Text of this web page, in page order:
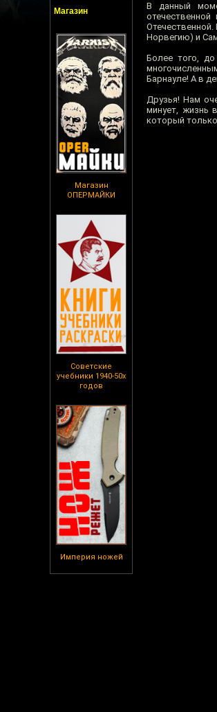
Магазин
Магазин
ОПЕРМАЙКИ
Советские
учебники 1940-50х
годов
Империя ножей
В данный
Норвегию) и
Более того,
Барнауле! А в
Друзья! Нам
минует, жизнь
который